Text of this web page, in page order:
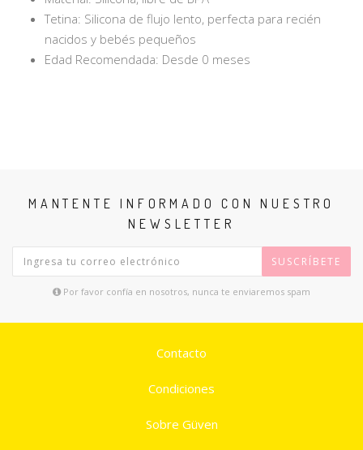
Tetina: Silicona de flujo lento, perfecta para recién
nacidos y bebés pequeños
Edad Recomendada: Desde 0 meses
MANTENTE INFORMADO CON NUESTRO
NEWSLETTER
SUSCRÍBETE
Por favor confía en nosotros, nunca te enviaremos spam
Contacto
Condiciones
Sobre Güven